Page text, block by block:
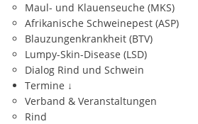
Maul- und Klauenseuche (MKS)
Afrikanische Schweinepest (ASP)
Blauzungenkrankheit (BTV)
Lumpy-Skin-Disease (LSD)
Dialog Rind und Schwein
Termine ↓
Verband & Veranstaltungen
Rind